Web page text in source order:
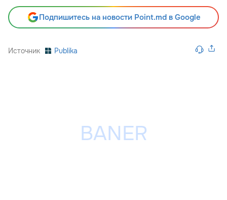
Подпишитесь на новости Point.md в Google
Источник Publika